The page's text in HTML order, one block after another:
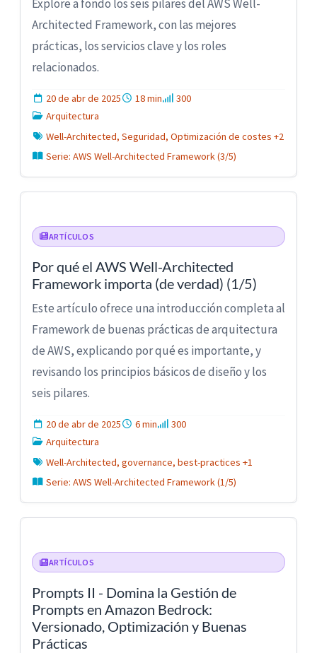
Explore a fondo los seis pilares del AWS Well-
Architected Framework, con las mejores
prácticas, los servicios clave y los roles
relacionados.
20 de abr de 2025 18 min
300
Arquitectura
Well-Architected, Seguridad, Optimización de costes +2
Serie: AWS Well-Architected Framework (3/5)
ARTÍCULOS
Por qué el AWS Well-Architected
Framework importa (de verdad) (1/5)
Este artículo ofrece una introducción completa al
Framework de buenas prácticas de arquitectura
de AWS, explicando por qué es importante, y
revisando los principios básicos de diseño y los
seis pilares.
20 de abr de 2025 6 min
300
Arquitectura
Well-Architected, governance, best-practices +1
Serie: AWS Well-Architected Framework (1/5)
ARTÍCULOS
Prompts II - Domina la Gestión de
Prompts en Amazon Bedrock:
Versionado, Optimización y Buenas
Prácticas